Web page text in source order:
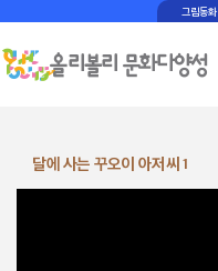
그림동화
달에 사는 꾸오이 아저씨 1